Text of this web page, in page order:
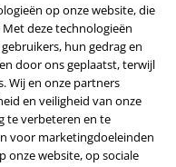
op onze website, die
Met deze technologieën
hun gedrag en
door ons geplaatst, terwijl
Wij en onze partners
en veiligheid van onze
te verbeteren en te
voor marketingdoeleinden
onze website, op sociale